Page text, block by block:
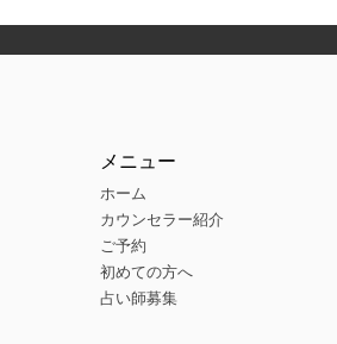
メニュー
ホーム
カウンセラー紹介
ご予約
初めての方へ
占い師募集